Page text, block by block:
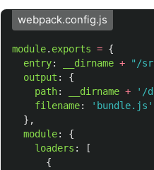
webpack.config.js
module. exports = {
entry: __dirname + " /
output :
{
path: __dirname + ' /
filename: ' bundle.js '
},
module:
{
loaders :
[
{